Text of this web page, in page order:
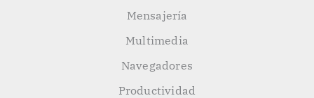
Mensajería
Multimedia
Navegadores
Productividad